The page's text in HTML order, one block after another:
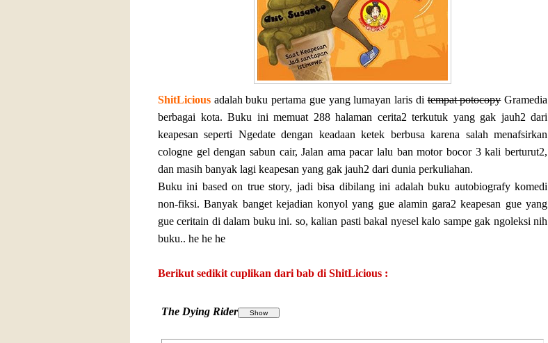
ShitLicious adalah buku pertama gue yang lumayan laris ditempat potocopyGramedia
berbagai kota. Buku ini memuat 288 halaman cerita2 terkutuk yang gak jauh2 dari
keapesan seperti Ngedate dengan keadaan ketek berbusa karena salah menafsirkan
cologne gel dengan sabun cair, Jalan ama pacar lalu ban motor bocor 3 kali berturut2,
dan masih banyak lagi keapesan yang gak jauh2 dari dunia perkuliahan.
Buku ini based on true story, jadi bisa dibilang ini adalah buku autobiografy komedi
non-fiksi. Banyak banget kejadian konyol yang gue alamin gara2 keapesan gue yang
gue ceritain di dalam buku ini. so, kalian pasti bakal nyesel kalo sampe gak ngoleksi nih
buku.. he he he
Berikut sedikit cuplikan dari bab di ShitLicious :
The Dying Rider